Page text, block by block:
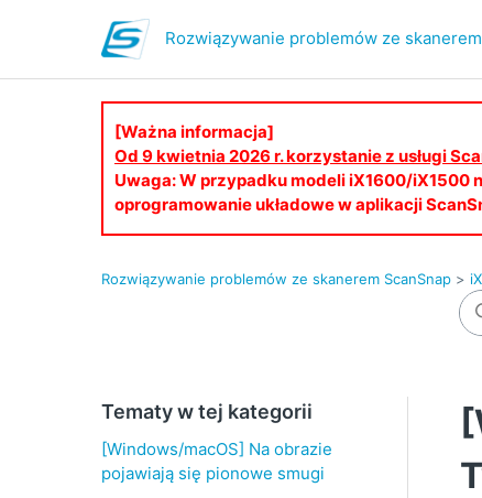
Rozwiązywanie problemów ze
[Ważna informacja]
Od 9 kwietnia 2026 r. korzystanie z usługi
Uwaga: W przypadku modeli iX1600/iX1500
oprogramowanie układowe w aplikacji
Rozwiązywanie problemów ze skanerem ScanSnap
Tematy w tej kategorii
[Windows/macOS] Na obrazie
pojawiają się pionowe smugi